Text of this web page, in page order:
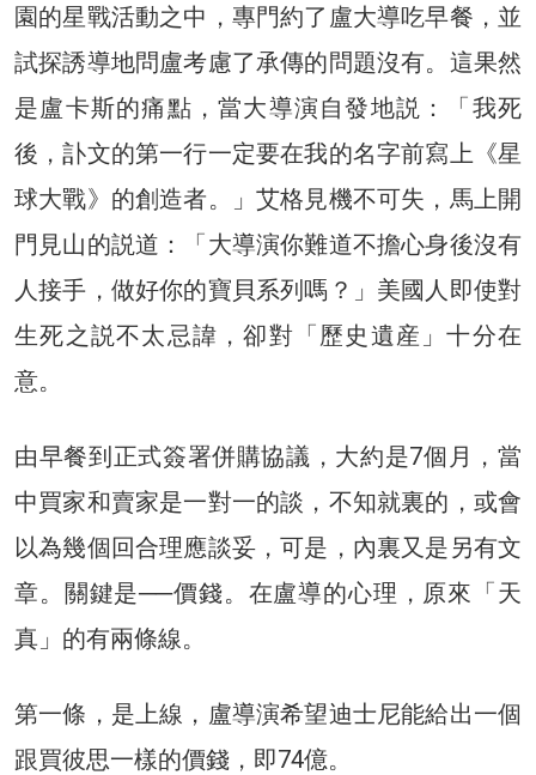
園的星戰活動之中，專門約了盧大導吃早餐，並
試探誘導地問盧考慮了承傳的問題沒有。這果然
是盧卡斯的痛點，當大導演自發地説：「我死
後，訃文的第一行一定要在我的名字前寫上《星
球大戰》的創造者。」艾格見機不可失，馬上開
門見山的説道：「大導演你難道不擔心身後沒有
人接手，做好你的寶貝系列嗎？」美國人即使對
生死之説不太忌諱，卻對「歷史遺産」十分在
意。
由早餐到正式簽署併購協議，大約是7個月，當
中買家和賣家是一對一的談，不知就裏的，或會
以為幾個回合理應談妥，可是，內裏又是另有文
章。關鍵是──價錢。在盧導的心理，原來「天
真」的有兩條線。
第一條，是上線，盧導演希望迪士尼能給出一個
跟買彼思一樣的價錢，即74億。